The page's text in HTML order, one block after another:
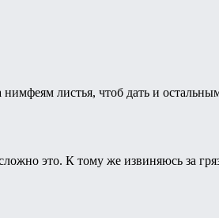
листья, чтоб дать и
это. К тому же извиняюсь за